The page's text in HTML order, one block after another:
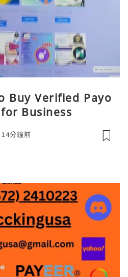
Buy Verified Payo
Business
14分鐘前